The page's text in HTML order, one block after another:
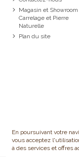
Magasin et
Carrelage et Pierre
Naturelle
Plan du site
En poursuivant votre
vous acceptez
à des services et offres